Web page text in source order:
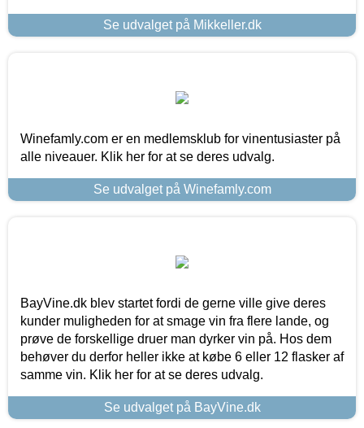
Se udvalget på Mikkeller.dk
Winefamly.com er en medlemsklub for vinentusiaster på
alle niveauer. Klik her for at se deres udvalg.
Se udvalget på Winefamly.com
BayVine.dk blev startet fordi de gerne ville give deres
kunder muligheden for at smage vin fra flere lande, og
prøve de forskellige druer man dyrker vin på. Hos dem
behøver du derfor heller ikke at købe 6 eller 12 flasker af
samme vin. Klik her for at se deres udvalg.
Se udvalget på BayVine.dk